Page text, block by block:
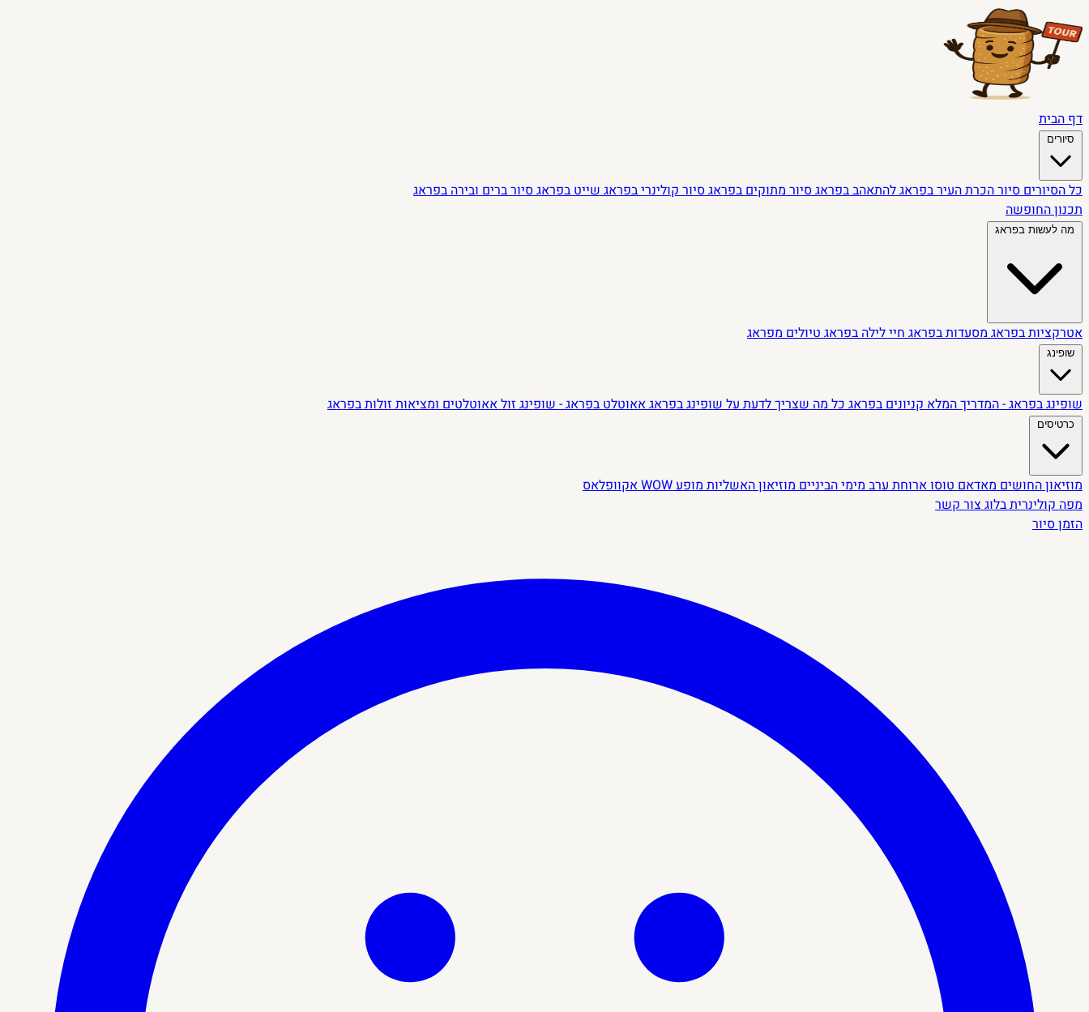
דף הבית
סיורים
כל הסיוריםסיור הכרת העיר בפראגלהתאהב בפראגסיור מתוקים בפראגסיור קולינרי בפראגשייט בפראגסיור ברים ובירה בפראג
תכנון החופשה
מה לעשות בפראג
אטרקציות בפראגמסעדות בפראגחיי לילה בפראגטיולים מפראג
שופינג
שופינג בפראג - המדריך המלאקניונים בפראגכל מה שצריך לדעת על שופינג בפראגאאוטלט בפראג - שופינג זולאאוטלטים ומציאות זולות בפראג
כרטיסים
מוזיאון החושיםמאדאם טוסוארוחת ערב מימי הבינייםמוזיאון האשליותמופע WOW
אקוופלאס
מפה קולינריתבלוגצור קשר
הזמן סיור